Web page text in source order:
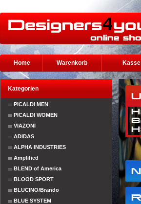
Home Warenkorb Kasse
Kategorien
PICALDI MEN
PICALDI WOMEN
VIAZONI
ADIDAS
ALPHA INDUSTRIES
Amplified
BLEND of America
BLOOD SPORT
BLUCINO/Brando
BLUE SYSTEM